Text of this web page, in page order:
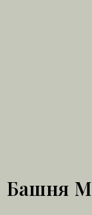
Башня